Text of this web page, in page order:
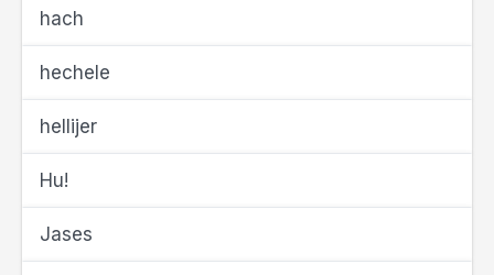
hach
hechele
hellijer
Hu!
Jases